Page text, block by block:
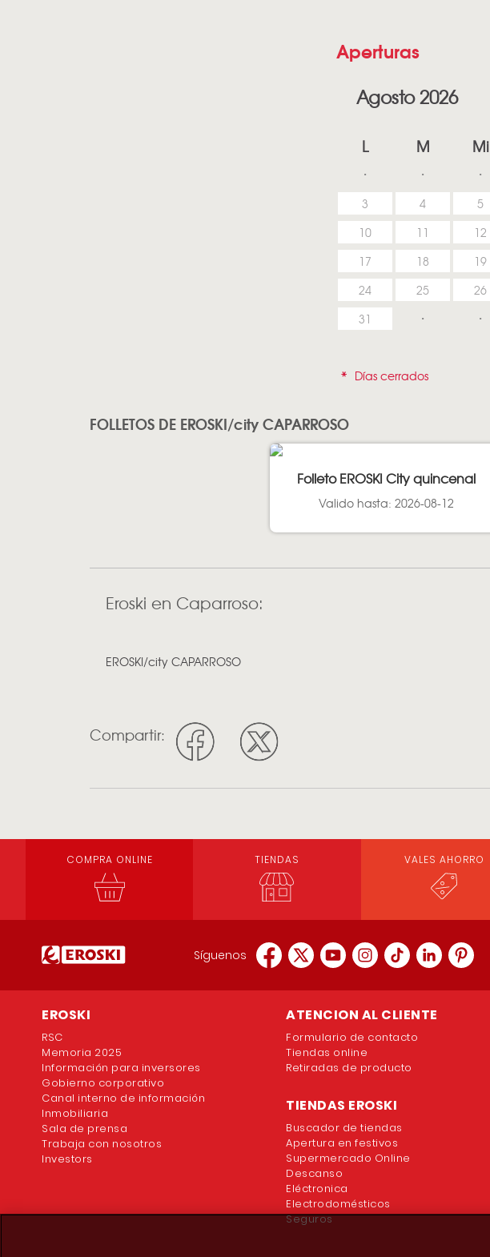
Aperturas
Agosto 2026
L M Mi
3 4 5
10 11 12
17 18 19
24 25 26
31
* Días cerrados
FOLLETOS DE EROSKI/city CAPARROSO
Folleto EROSKI City quincenal
Valido hasta: 2026-08-12
Eroski en Caparroso:
EROSKI/city CAPARROSO
Compartir:
COMPRA ONLINE TIENDAS VALES AHORRO
Síguenos
EROSKI
RSC
Memoria 2025
Información para inversores
Gobierno corporativo
Canal interno de información
Inmobiliaria
Sala de prensa
Trabaja con nosotros
Investors
ATENCION AL CLIENTE
Formulario de contacto
Tiendas online
Retiradas de producto
TIENDAS EROSKI
Buscador de tiendas
Apertura en festivos
Supermercado Online
Descanso
Eléctronica
Electrodomésticos
Seguros